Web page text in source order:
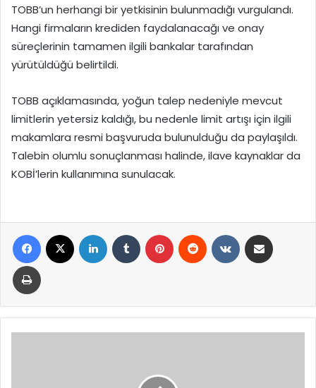
TOBB’un herhangi bir yetkisinin bulunmadığı vurgulandı.
Hangi firmaların krediden faydalanacağı ve onay
süreçlerinin tamamen ilgili bankalar tarafından
yürütüldüğü belirtildi.
TOBB açıklamasında, yoğun talep nedeniyle mevcut
limitlerin yetersiz kaldığı, bu nedenle limit artışı için ilgili
makamlara resmi başvuruda bulunulduğu da paylaşıldı.
Talebin olumlu sonuçlanması halinde, ilave kaynaklar da
KOBİ’lerin kullanımına sunulacak.
Facebook LinkedIn Tumblr Pinterest Reddit VKontakte
Yazdır